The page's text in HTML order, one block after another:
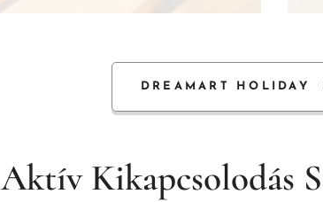
DREAMART HOLIDAY
Aktív Kikapcsolodás